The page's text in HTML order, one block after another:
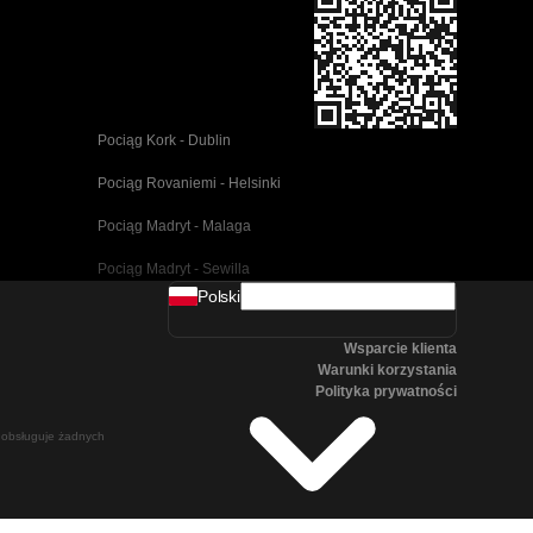
Pociąg Kork - Dublin
Pociąg Rovaniemi - Helsinki
Pociąg Madryt - Malaga
Pociąg Madryt - Sewilla
Pociąg Barcelona - Malaga
Pociąg Seul - Pusan
żadnych
Polski
Wsparcie klienta
Warunki korzystania
Polityka prywatności